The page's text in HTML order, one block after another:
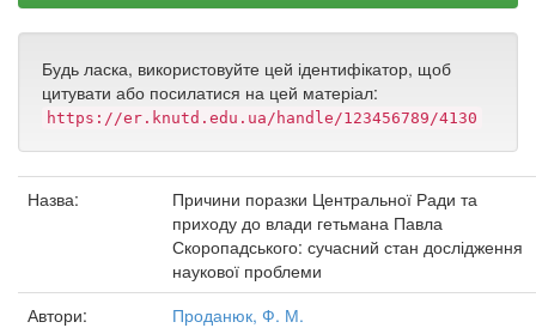
Будь ласка, використовуйте цей ідентифікатор, щоб
цитувати або посилатися на цей матеріал:
https://er.knutd.edu.ua/handle/123456789/4130
Назва:
Причини поразки Центральної Ради та
приходу до влади гетьмана Павла
Скоропадського: сучасний стан дослідження
наукової проблеми
Автори:
Проданюк, Ф. М.